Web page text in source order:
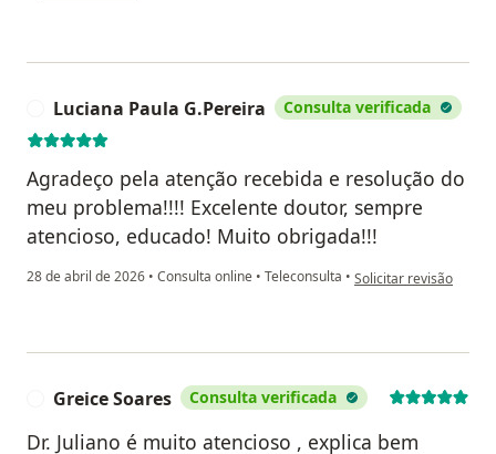
Luciana Paula G.Pereira Consulta verificada
Agradeço pela atenção recebida e resolução do
meu problema!!!! Excelente doutor, sempre
atencioso, educado! Muito obrigada!!!
28 de abril de 2026 • Consulta online • Teleconsulta • na opinião do
Solicitar revisão
Greice Soares Consulta verificada
Dr. Juliano é muito atencioso , explica bem